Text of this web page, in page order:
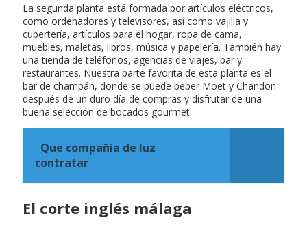
La segunda planta está formada por artículos eléctricos,
como ordenadores y televisores, así como vajilla y
cubertería, artículos para el hogar, ropa de cama,
muebles, maletas, libros, música y papelería. También hay
una tienda de teléfonos, agencias de viajes, bar y
restaurantes. Nuestra parte favorita de esta planta es el
bar de champán, donde se puede beber Moet y Chandon
después de un duro día de compras y disfrutar de una
buena selección de bocados gourmet.
Que compañia de luz
contratar
El corte inglés málaga